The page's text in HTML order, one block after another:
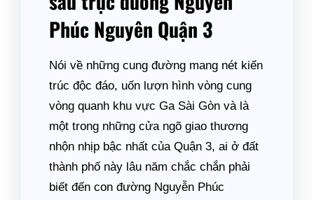
Phúc Nguyên Quận 3
Nói về những cung đường mang nét kiến
trúc độc đáo, uốn lượn hình vòng cung
vòng quanh khu vực Ga Sài Gòn và là
một trong những cửa ngõ giao thương
nhộn nhịp bậc nhất của Quận 3, ai ở đất
thành phố này lâu năm chắc chắn phải
biết đến con đường Nguyễn Phúc